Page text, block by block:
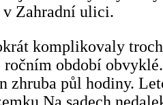
v Zahradní ulici.
komplikovaly
období
zhruba půl hodiny.